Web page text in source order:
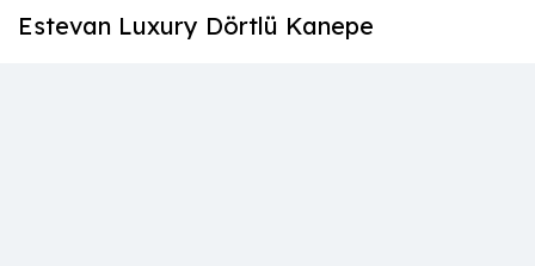
Estevan Luxury Dörtlü Kanepe